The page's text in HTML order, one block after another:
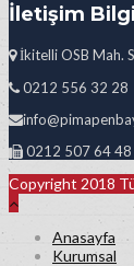
İletişim
İkitelli OSB Mah.
0212 556 32 28
0212 507 64 48
Copyright 2018
Anasayfa
Kurumsal